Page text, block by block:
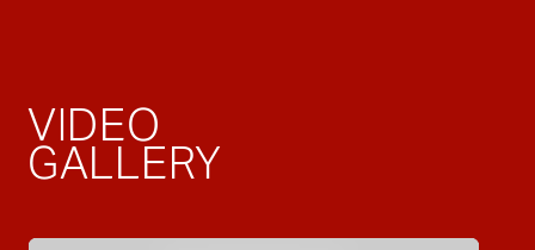
VIDEO
GALLERY